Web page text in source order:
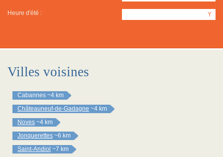
Heure d'été : Y
Villes voisines
Cabannes ~4 km
Châteauneuf-de-Gadagne ~4 km
Noves ~4 km
Jonquerettes ~6 km
Saint-Andiol ~7 km